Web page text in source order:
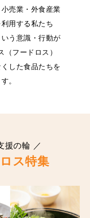
売業・外食産業
用する私たち
う意識・行動が
フードロス）
した食品たちを
。
援の輪 ／
ス特集